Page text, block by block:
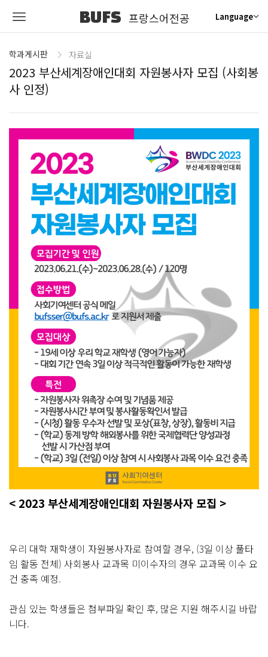
BUFS 프랑스어전공 Language
학과게시판 자료실
2023 부산세계장애인대회 자원봉사자 모집 (사회봉
사 인정)
< 2023 부산세계장애인대회 자원봉사자 모집 >
우리 대학 재학생이 자원봉사자로 참여할 경우, (3일 이상 풀타
임 활동 전체) 사회봉사 교과목 미이수자의 경우 교과목 이수 요
건 충족 예정.
관심 있는 학생들은 첨부파일 확인 후, 많은 지원 해주시길 바랍
니다.